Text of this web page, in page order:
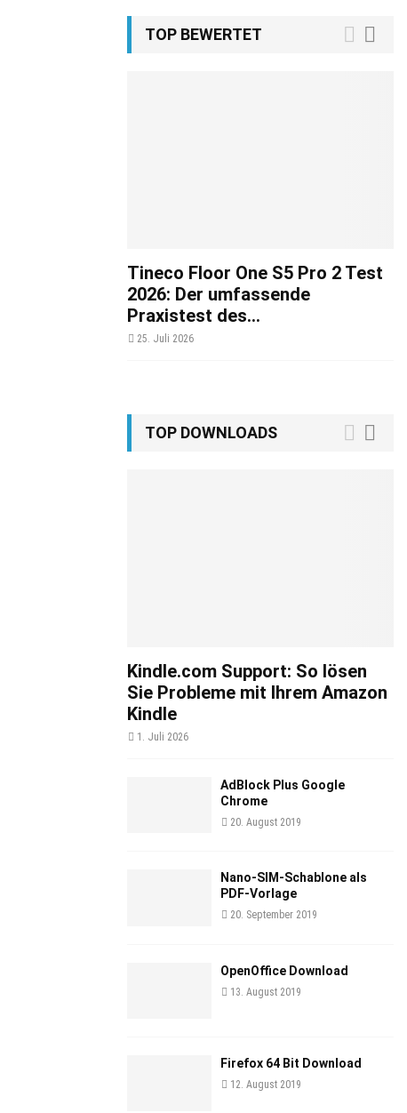
TOP BEWERTET
Tineco Floor One S5 Pro 2 Test
2026: Der umfassende
Praxistest des...
25. Juli 2026
TOP DOWNLOADS
Kindle.com Support: So lösen
Sie Probleme mit Ihrem Amazon
Kindle
1. Juli 2026
AdBlock Plus Google
Chrome
20. August 2019
Nano-SIM-Schablone als
PDF-Vorlage
20. September 2019
OpenOffice Download
13. August 2019
Firefox 64 Bit Download
12. August 2019